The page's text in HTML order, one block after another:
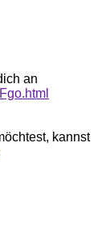
an
kannst